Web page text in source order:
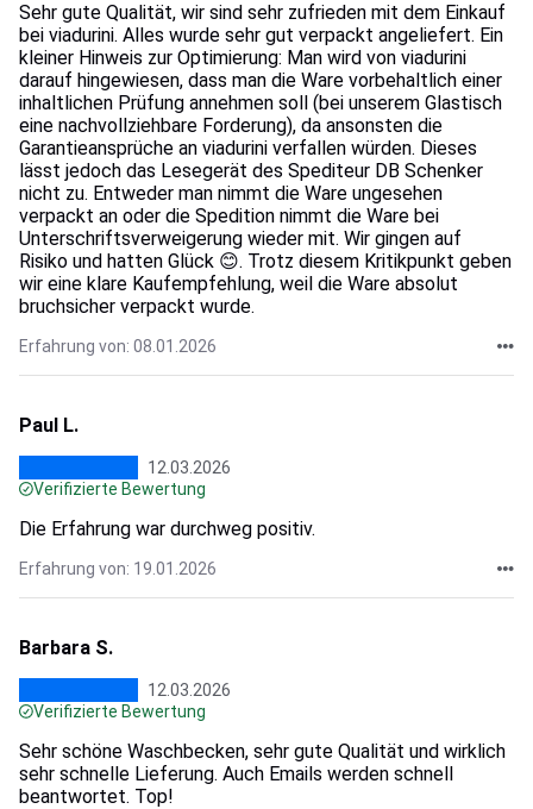
Sehr gute Qualität, wir sind sehr zufrieden mit dem Einkauf
bei viadurini. Alles wurde sehr gut verpackt angeliefert. Ein
kleiner Hinweis zur Optimierung: Man wird von viadurini
darauf hingewiesen, dass man die Ware vorbehaltlich einer
inhaltlichen Prüfung annehmen soll (bei unserem Glastisch
eine nachvollziehbare Forderung), da ansonsten die
Garantieansprüche an viadurini verfallen würden. Dieses
lässt jedoch das Lesegerät des Spediteur DB Schenker
nicht zu. Entweder man nimmt die Ware ungesehen
verpackt an oder die Spedition nimmt die Ware bei
Unterschriftsverweigerung wieder mit. Wir gingen auf
Risiko und hatten Glück 😊. Trotz diesem Kritikpunkt geben
wir eine klare Kaufempfehlung, weil die Ware absolut
bruchsicher verpackt wurde.
Erfahrung von: 08.01.2026
Paul L.
12.03.2026
Verifizierte Bewertung
Die Erfahrung war durchweg positiv.
Erfahrung von: 19.01.2026
Barbara S.
12.03.2026
Verifizierte Bewertung
Sehr schöne Waschbecken, sehr gute Qualität und wirklich
sehr schnelle Lieferung. Auch Emails werden schnell
beantwortet. Top!